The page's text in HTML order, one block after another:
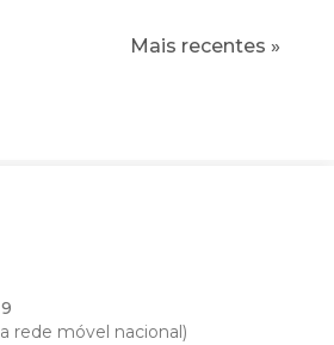
rede móvel nacional)